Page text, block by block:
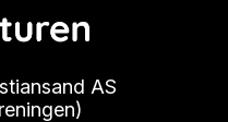
AS